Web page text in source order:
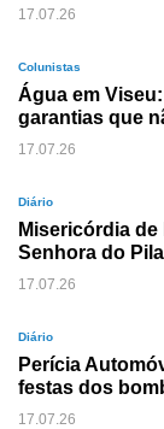
17.07.26
Colunistas
Água em
garantias que
17.07.26
Diário
Misericórdia
Senhora do
17.07.26
Diário
Perícia
festas dos
17.07.26